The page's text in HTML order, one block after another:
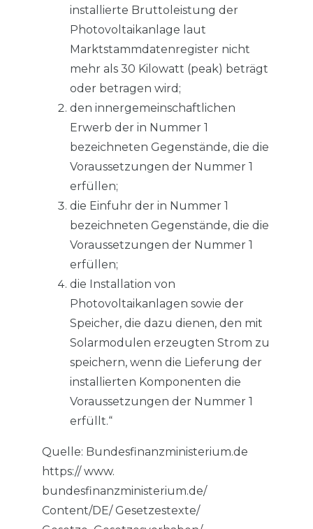
installierte Bruttoleistung der
Photovoltaikanlage laut
Marktstammdatenregister nicht
mehr als 30 Kilowatt (peak) beträgt
oder betragen wird;
den innergemeinschaftlichen
Erwerb der in Nummer 1
bezeichneten Gegenstände, die die
Voraussetzungen der Nummer 1
erfüllen;
die Einfuhr der in Nummer 1
bezeichneten Gegenstände, die die
Voraussetzungen der Nummer 1
erfüllen;
die Installation von
Photovoltaikanlagen sowie der
Speicher, die dazu dienen, den mit
Solarmodulen erzeugten Strom zu
speichern, wenn die Lieferung der
installierten Komponenten die
Voraussetzungen der Nummer 1
erfüllt.“
Quelle: Bundesfinanzministerium.de
https:// www.
bundesfinanzministerium.de/
Content/DE/ Gesetzestexte/